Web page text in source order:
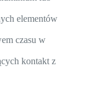
elementów
czasu w
kontakt z